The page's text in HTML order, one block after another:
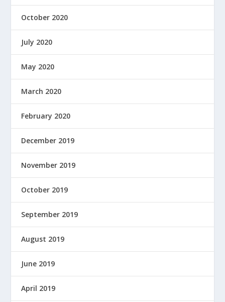
October 2020
July 2020
May 2020
March 2020
February 2020
December 2019
November 2019
October 2019
September 2019
August 2019
June 2019
April 2019